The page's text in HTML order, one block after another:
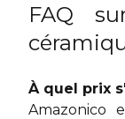
FAQ
À quel prix
Amazonico